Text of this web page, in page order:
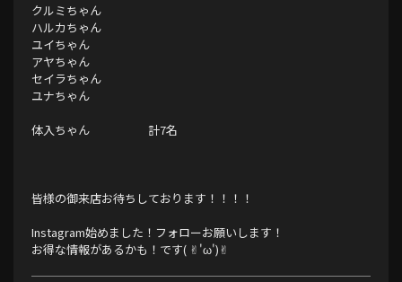
クルミちゃん
ハルカちゃん
ユイちゃん
アヤちゃん
セイラちゃん
ユナちゃん
体入ちゃん 計7名
皆様の御来店お待ちしております！！！！
Instagram始めました！フォローお願いします！
お得な情報があるかも！ です( ✌︎'ω')✌︎